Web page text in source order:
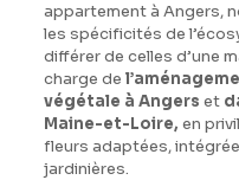
appartement à Angers,
les spécificités de
différer de celles d’une
charge de
végétale à Angers et
Maine-et-Loire, en
fleurs adaptées,
jardinières.